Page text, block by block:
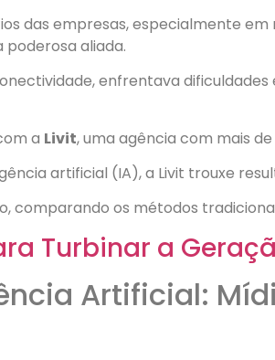
das empresas, especialmente
aliada.
enfrentava
a Livit, uma agência com mais
artificial (IA), a Livit trouxe
os métodos
Turbinar a
Artificial: